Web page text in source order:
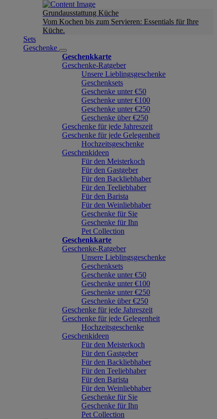
Grundausstattung Küche
Vom Kochen bis zum Servieren: Essentials für Ihre
Küche.
Sets
Geschenke
Geschenkkarte
Geschenke-Ratgeber
Unsere Lieblingsgeschenke
Geschenksets
Geschenke unter €50
Geschenke unter €100
Geschenke unter €250
Geschenke über €250
Geschenke für jede Jahreszeit
Geschenke für jede Gelegenheit
Hochzeitsgeschenke
Geschenkideen
Für den Meisterkoch
Für den Gastgeber
Für den Backliebhaber
Für den Teeliebhaber
Für den Barista
Für den Weinliebhaber
Geschenke für Sie
Geschenke für Ihn
Pet Collection
Geschenkkarte
Geschenke-Ratgeber
Unsere Lieblingsgeschenke
Geschenksets
Geschenke unter €50
Geschenke unter €100
Geschenke unter €250
Geschenke über €250
Geschenke für jede Jahreszeit
Geschenke für jede Gelegenheit
Hochzeitsgeschenke
Geschenkideen
Für den Meisterkoch
Für den Gastgeber
Für den Backliebhaber
Für den Teeliebhaber
Für den Barista
Für den Weinliebhaber
Geschenke für Sie
Geschenke für Ihn
Pet Collection